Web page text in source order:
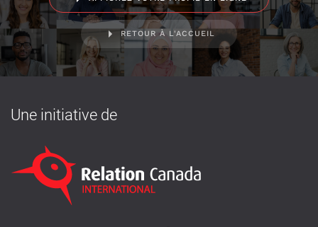
RETOUR À L'ACCUEIL
Une initiative de